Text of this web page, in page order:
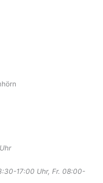
17:00 Uhr, Fr. 08:00-